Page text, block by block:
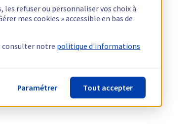
les refuser ou personnaliser vos choix à
mes cookies » accessible en bas de
consulter notre politique d'informations
Paramétrer Tout accepter